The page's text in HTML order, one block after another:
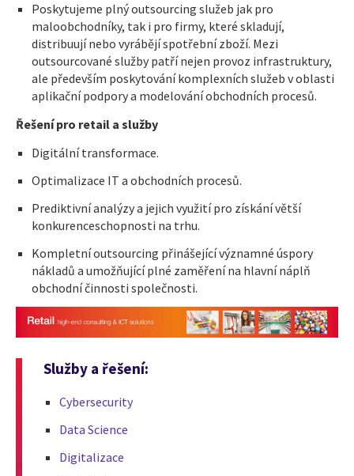
Poskytujeme plný outsourcing služeb jak pro
maloobchodníky, tak i pro firmy, které skladují,
distribuují nebo vyrábějí spotřební zboží. Mezi
outsourcované služby patří nejen provoz infrastruktury,
ale především poskytování komplexních služeb v oblasti
aplikační podpory a modelování obchodních procesů.
Řešení pro retail a služby
Digitální transformace.
Optimalizace IT a obchodních procesů.
Prediktivní analýzy a jejich využití pro získání větší
konkurenceschopnosti na trhu.
Kompletní outsourcing přinášející významné úspory
nákladů a umožňující plné zaměření na hlavní náplň
obchodní činnosti společnosti.
Služby a řešení:
Cybersecurity
Data Science
Digitalizace